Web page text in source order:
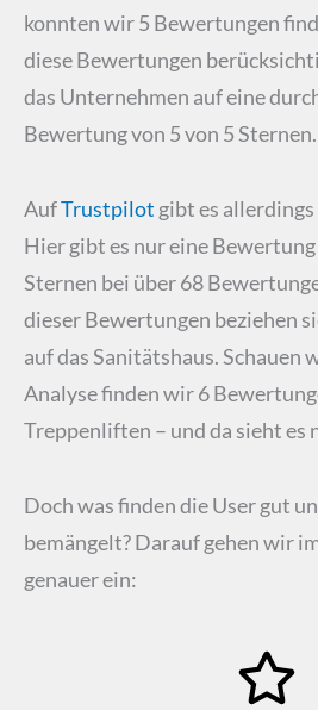
konnten wir 5 Bewertungen
diese Bewertungen
das Unternehmen auf eine
Bewertung von 5 von 5 Sternen.
AufTrustpilot gibt es
Hier gibt es nur eine Bewertung
Sternen bei über 68
dieser Bewertungen beziehen
auf das Sanitätshaus. Schauen
Analyse finden wir 6
Treppenliften – und da sieht es
Doch was finden die User gut
bemängelt? Darauf gehen wir
genauer ein: